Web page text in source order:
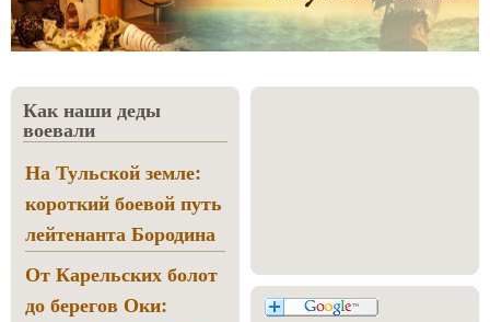
Как наши деды
воевали
На Тульской земле:
короткий боевой путь
лейтенанта Бородина
От Карельских болот
до берегов Оки: